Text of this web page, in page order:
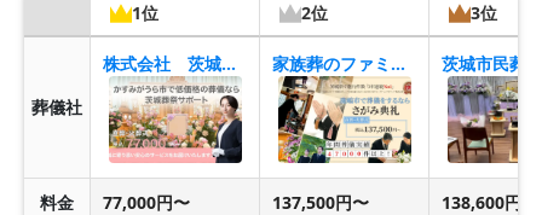
1位 2位 3位
葬儀社
株式会社 茨城葬祭サポート 家族葬のファミラル鹿嶋鉢形台 茨城市民葬祭
料金 77,000円〜 137,500円〜 138,600円〜